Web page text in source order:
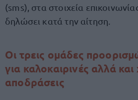
(sms), στα στοιχεία
δηλώσει κατά την αίτηση.
Οι τρεις ομάδες
για καλοκαιρινές αλλά και
αποδράσεις